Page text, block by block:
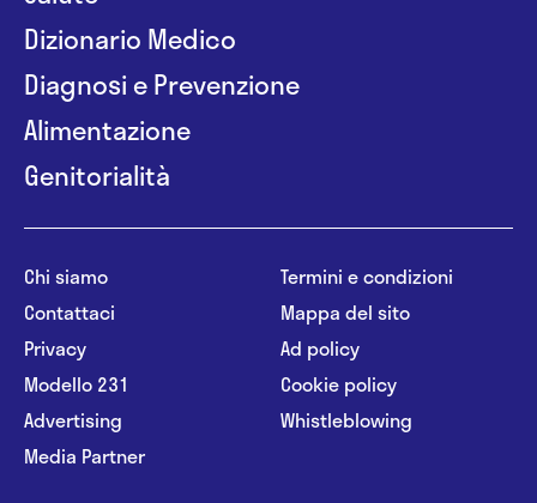
Dizionario Medico
Diagnosi e Prevenzione
Alimentazione
Genitorialità
Chi siamo
Contattaci
Privacy
Modello 231
Advertising
Media Partner
Termini e condizioni
Mappa del sito
Ad policy
Cookie policy
Whistleblowing